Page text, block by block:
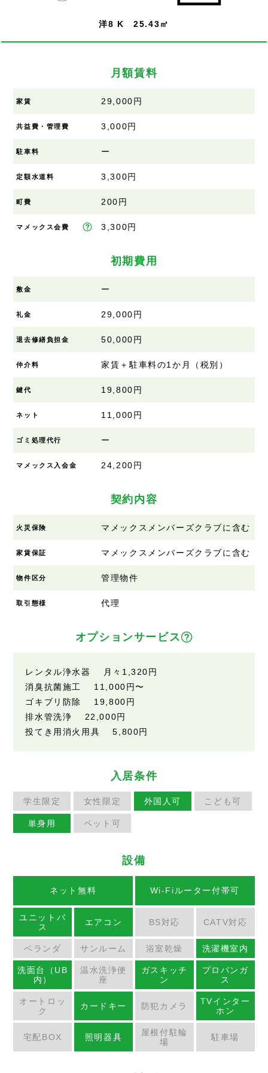
洋8 K 25.43㎡
月額賃料
家賃 29,000円
共益費・管理費 3,000円
駐車料 ー
定額水道料 3,300円
町費 200円
マメックス会費 3,300円
初期費用
敷金 ー
礼金 29,000円
退去修繕負担金 50,000円
仲介料 家賃＋駐車料の1か月（税別）
鍵代 19,800円
ネット 11,000円
ゴミ処理代行 ー
マメックス入会金 24,200円
契約内容
火災保険 マメックスメンバーズクラブに含む
家賃保証 マメックスメンバーズクラブに含む
物件区分 管理物件
取引態様 代理
オプションサービス
レンタル浄水器 月々1,320円
消臭抗菌施工 11,000円〜
ゴキブリ防除 19,800円
排水管洗浄 22,000円
投てき用消火用具 5,800円
入居条件
学生限定 女性限定 外国人可 こども可
単身用 ペット可
設備
ネット無料 Wi-Fiルーター付帯可
ユニットバ
ス
エアコン BS対応 CATV対応
ベランダ サンルーム 浴室乾燥 洗濯機室内
洗面台（UB
内）
温水洗浄便
座
ガスキッチ
ン
プロパンガ
ス
オートロッ
ク
カードキー 防犯カメラ
TVインター
ホン
宅配BOX 照明器具
屋根付駐輪
場
駐車場